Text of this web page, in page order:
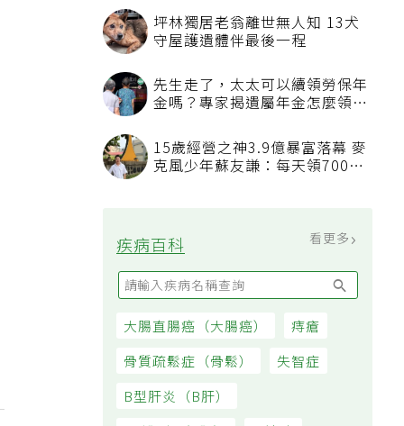
最新文章 看更多
三高數值都正常了，為什麼還不
吃飯喝水能減重？「喝水黃金時